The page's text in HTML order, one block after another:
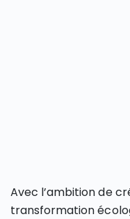
Avec l’ambition de
transformation